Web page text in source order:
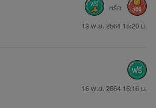
13 พ.ย. 2564 15:20 น.
หรือ 300
16 พ.ย. 2564 15:16 น.